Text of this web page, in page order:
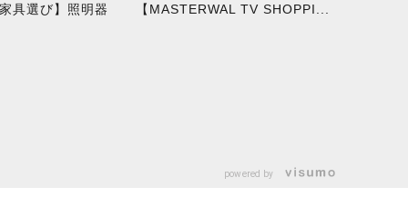
具選び】照明器 【MASTERWAL TV SHOPPI...
powered by